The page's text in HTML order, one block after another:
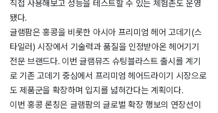
직접 사용해보고 성능을 테스트할 수 있는 체험존도 운영
됐다.
글램팜은 홍콩을 비롯한 아시아 프리미엄 헤어 고데기(스
타일러) 시장에서 기술력과 품질을 인정받아온 헤어기기
전문 브랜드다. 이번 글램뮤즈 슈팅블라스트 출시를 계기
로 기존 고데기 중심에서 프리미엄 헤어드라이기 시장으로
도 제품군을 확장하며 입지를 넓혀간다는 계획이다.
이번 홍콩 론칭은 글램팜의 글로벌 확장 행보의 연장선이